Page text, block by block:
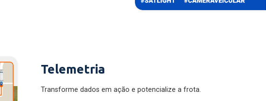
Telemetria
Transforme dados em ação e potencialize a frota.